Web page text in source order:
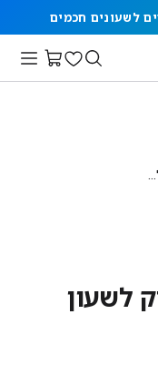
מגן זכוכית איכותי וחזק לשעון אפל בצבע צהוב
לשעון